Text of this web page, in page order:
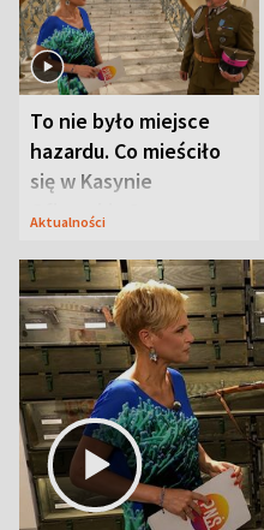
To nie było miejsce
hazardu. Co mieściło
się w Kasynie
Oficerskim?
Aktualności